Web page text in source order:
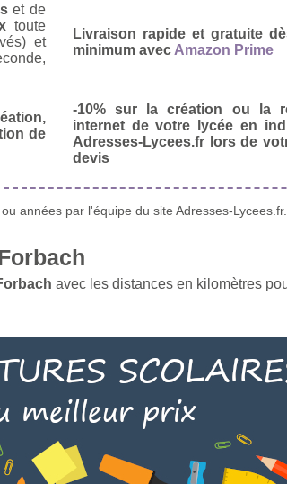
et de
toute
et
Livraison rapide et gratuite
minimum avec Amazon Prime
de
-10% sur la création ou la
internet de votre lycée en
Adresses-Lycees.fr lors de
devis
années par l'équipe du site Adresses-Lycees.fr.
avec les distances en kilomètres